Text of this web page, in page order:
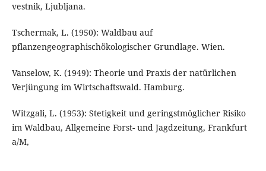
vestnik, Ljubljana.
Tschermak, L. (1950): Waldbau auf
pflanzengeographischökologischer Grundlage. Wien.
Vanselow, K. (1949): Theorie und Praxis der natürlichen
Verjüngung im Wirtschaftswald. Hamburg.
Witzgali, L. (1953): Stetigkeit und geringstmöglicher Risiko
im Waldbau, Allgemeine Forst- und Jagdzeitung, Frankfurt
a/M,